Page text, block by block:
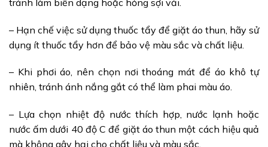
– Hạn chế việc sử dụng thuốc tẩy để giặt áo thun, hãy sử
dụng ít thuốc tẩy hơn để bảo vệ màu sắc và chất liệu.
– Khi phơi áo, nên chọn nơi thoáng mát để áo khô tự
nhiên, tránh ánh nắng gắt có thể làm phai màu áo.
– Lựa chọn nhiệt độ nước thích hợp, nước lạnh hoặc
nước ấm dưới 40 độ C để giặt áo thun một cách hiệu quả
mà không gây hại cho chất liệu và màu sắc.